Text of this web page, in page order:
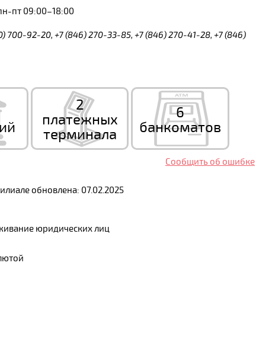
пт 09:00–18:00
700-92-20, +7 (846) 270-33-85, +7 (846) 270-41-28, +7 (846)
2
платежных
терминала
6
банкоматов
Сообщить об ошибке
обновлена: 07.02.2025
юридических лиц